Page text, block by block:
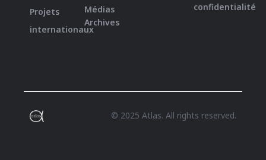
Projets
internationaux
Médias
Archives
confidentialité
© 2025 Atlas. All rights reserved.